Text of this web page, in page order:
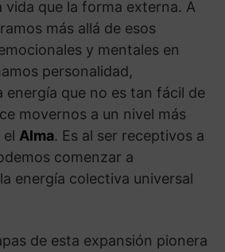
vida que la forma externa. A
más allá de esos
y mentales en
personalidad,
que no es tan fácil de
movernos a un nivel más
Alma. Es al ser receptivos a
comenzar a
energía colectiva universal
de esta expansión pionera